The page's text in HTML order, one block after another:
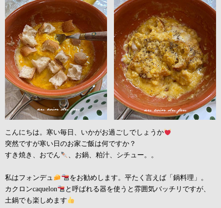
こんにちは。寒い毎日、いかがお過ごしでしょうか
突然ですが寒い日のお家ご飯は何ですか？
すき焼き、おでん
、お鍋、粕汁、シチュー。。
私はフォンデュ
をお勧めします。平たく言えば「鍋料理」。
カクロンcaquelon
と呼ばれる器を使うと雰囲気バッチリですが、
土鍋でも楽しめます